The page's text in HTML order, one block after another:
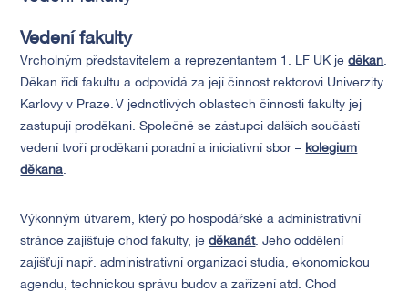
Vedení fakulty
Vrcholným představitelem a reprezentantem 1. LF UK jeděkan.
Děkan řídí fakultu a odpovídá za její činnost rektorovi Univerzity
Karlovy v Praze. V jednotlivých oblastech činnosti fakulty jej
zastupují proděkani. Společně se zástupci dalších součástí
vedení tvoří proděkani poradní a iniciativní sbor – kolegium
děkana.
Výkonným útvarem, který po hospodářské a administrativní
stránce zajišťuje chod fakulty, jeděkanát. Jeho oddělení
zajišťují např. administrativní organizaci studia, ekonomickou
agendu, technickou správu budov a zařízení atd. Chod